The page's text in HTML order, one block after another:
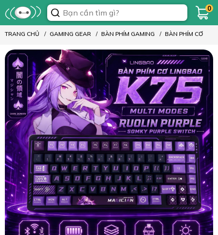
0
TRANG CHỦ GAMING GEAR BÀN PHÍM GAMING BÀN PHÍM CƠ